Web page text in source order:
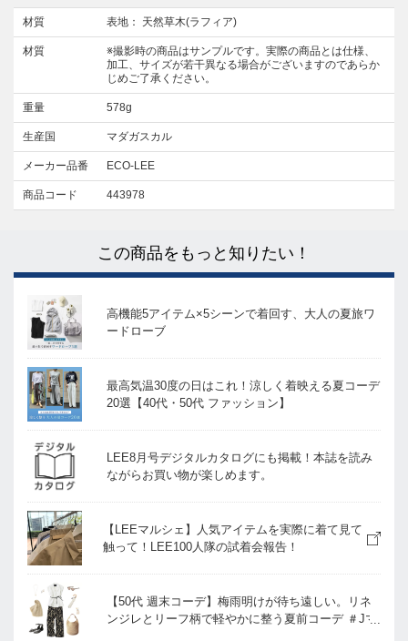
材質 表地： 天然草木(ラフィア)
材質
※撮影時の商品はサンプルです。実際の商品とは仕様、
加工、サイズが若干異なる場合がございますのであらか
じめご了承ください。
重量 578g
生産国 マダガスカル
メーカー品番 ECO-LEE
商品コード 443978
この商品をもっと知りたい！
高機能5アイテム×5シーンで着回す、大人の夏旅ワ
ードローブ
最高気温30度の日はこれ！涼しく着映える夏コーデ
20選【40代・50代 ファッション】
LEE8月号デジタルカタログにも掲載！本誌を読み
ながらお買い物が楽しめます。
【LEEマルシェ】人気アイテムを実際に着て見て
触って！LEE100人隊の試着会報告！
【50代 週末コーデ】梅雨明けが待ち遠しい。リネ
ンジレとリーフ柄で軽やかに整う夏前コーデ ＃Jマ